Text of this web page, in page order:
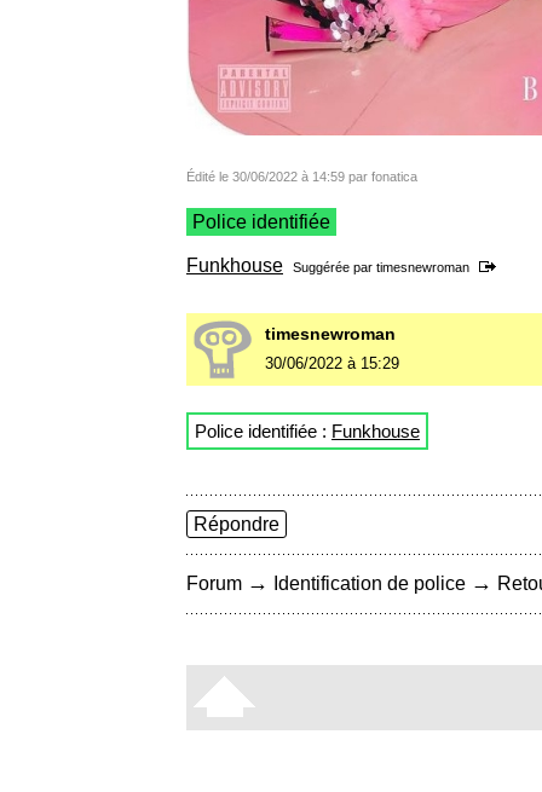
Édité le 30/06/2022 à 14:59 par fonatica
Police identifiée
Funkhouse Suggérée par timesnewroman
timesnewroman
30/06/2022 à 15:29
Police identifiée : Funkhouse
Répondre
Forum → Identification de police →